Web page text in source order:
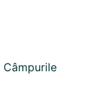
Câmpurile